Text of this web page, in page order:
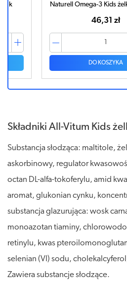
Naturell Omega-3 Kids
46,31 zł
DO KOSZYKA
Składniki All-Vitum Kids
Substancja słodząca: maltitole,
askorbinowy, regulator
octan DL-alfa-tokoferylu, amid
aromat, glukonian cynku,
substancja glazurująca: wosk
monoazotan tiaminy,
retinylu, kwas
selenian (VI) sodu,
Zawiera substancje słodzące.